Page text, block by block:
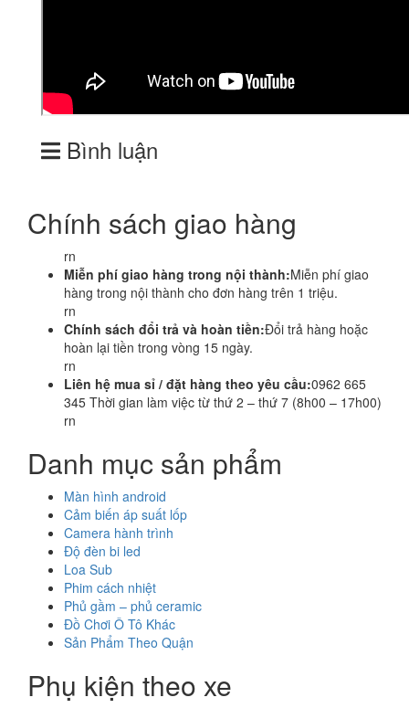
Bình luận
Chính sách giao hàng
rn
Miễn phí giao hàng trong nội thành:Miễn phí giao
hàng trong nội thành cho đơn hàng trên 1 triệu.
rn
Chính sách đổi trả và hoàn tiền:Đổi trả hàng hoặc
hoàn lại tiền trong vòng 15 ngày.
rn
Liên hệ mua sỉ / đặt hàng theo yêu cầu:0962 665
345 Thời gian làm việc từ thứ 2 – thứ 7 (8h00 – 17h00)
rn
Danh mục sản phẩm
Màn hình android
Cảm biến áp suất lốp
Camera hành trình
Độ đèn bi led
Loa Sub
Phim cách nhiệt
Phủ gầm – phủ ceramic
Đồ Chơi Ô Tô Khác
Sản Phẩm Theo Quận
Phụ kiện theo xe